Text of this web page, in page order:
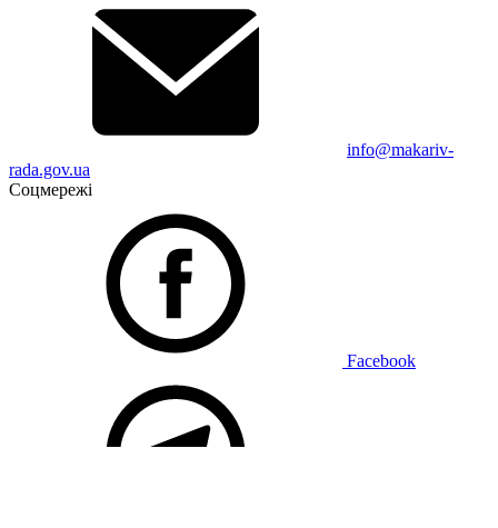
info@makariv-
rada.gov.ua
Соцмережі
Facebook